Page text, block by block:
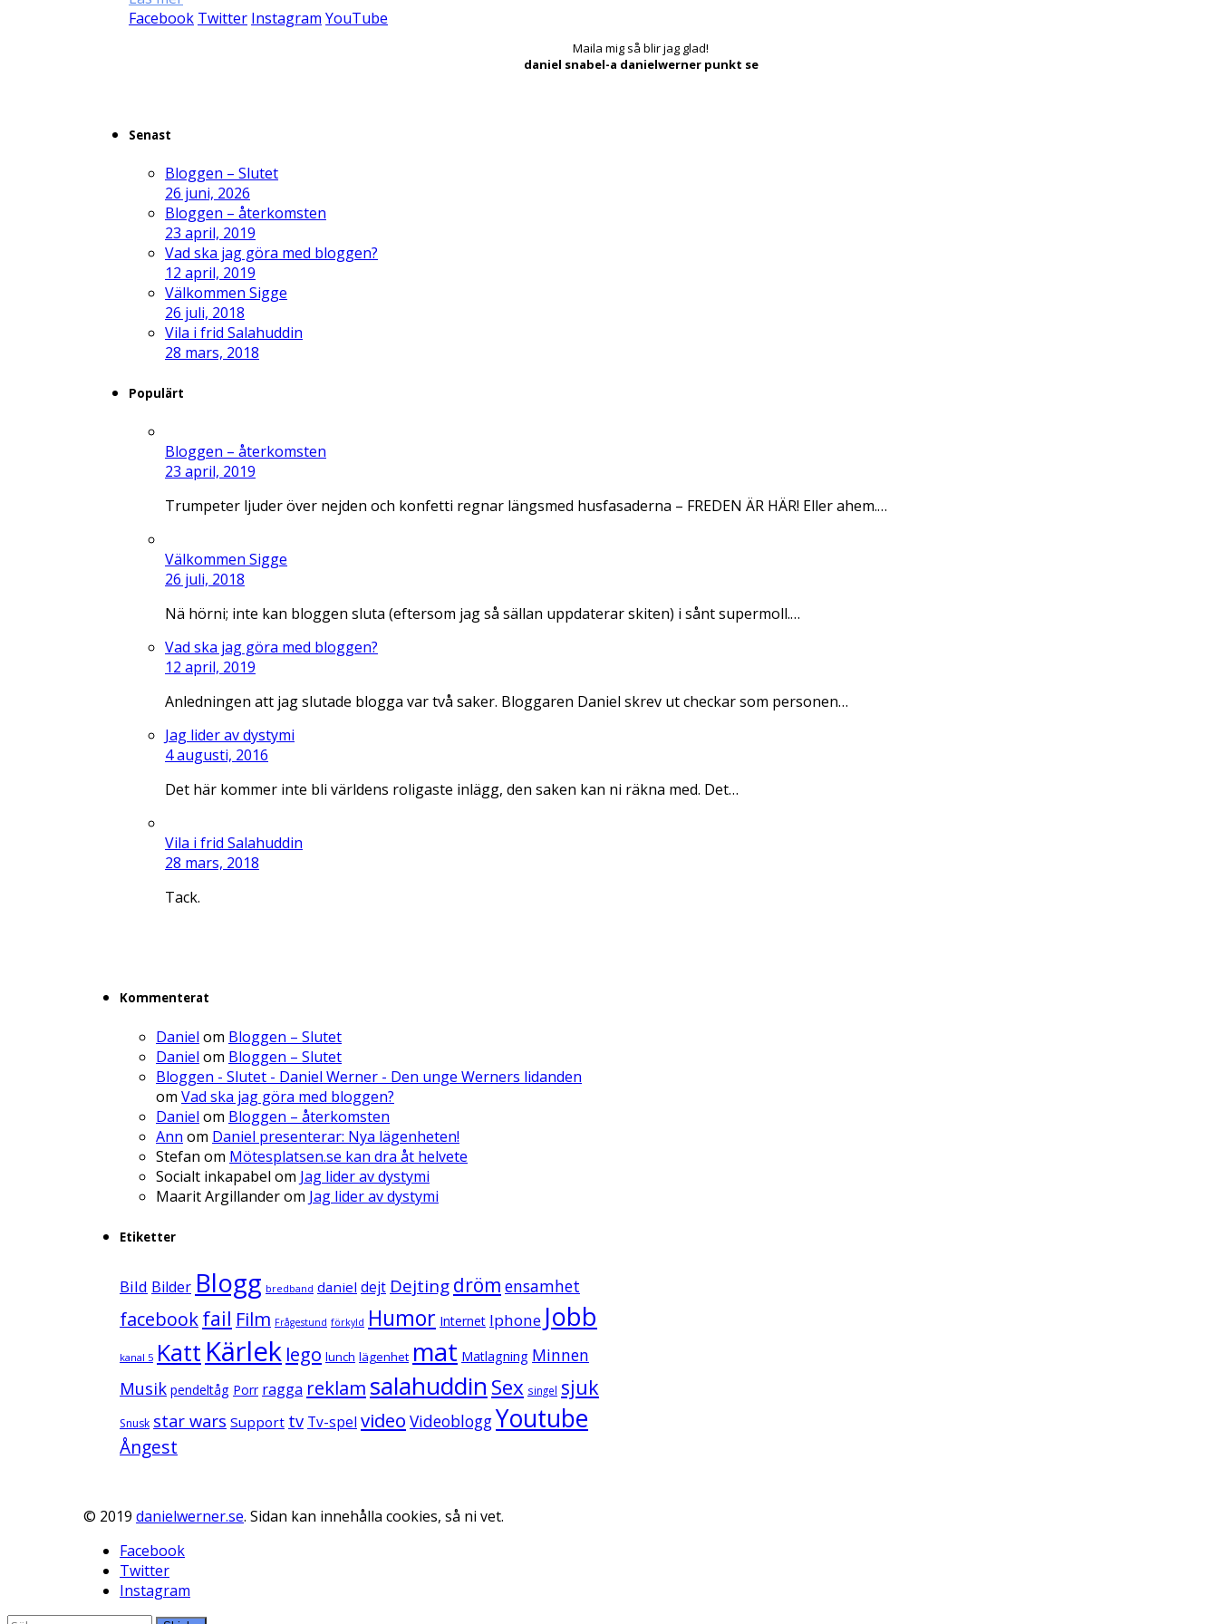
Facebook Twitter Instagram YouTube
Maila mig så blir jag glad!
daniel snabel-a danielwerner punkt se
Senast
Bloggen – Slutet
26 juni, 2026
Bloggen – återkomsten
23 april, 2019
Vad ska jag göra med bloggen?
12 april, 2019
Välkommen Sigge
26 juli, 2018
Vila i frid Salahuddin
28 mars, 2018
Populärt
Bloggen – återkomsten
23 april, 2019
Trumpeter ljuder över nejden och konfetti regnar längsmed husfasaderna – FREDEN ÄR HÄR! Eller ahem.…
Välkommen Sigge
26 juli, 2018
Nä hörni; inte kan bloggen sluta (eftersom jag så sällan uppdaterar skiten) i sånt supermoll.…
Vad ska jag göra med bloggen?
12 april, 2019
Anledningen att jag slutade blogga var två saker. Bloggaren Daniel skrev ut checkar som personen…
Jag lider av dystymi
4 augusti, 2016
Det här kommer inte bli världens roligaste inlägg, den saken kan ni räkna med. Det…
Vila i frid Salahuddin
28 mars, 2018
Tack.
Kommenterat
Daniel om Bloggen – Slutet
Daniel om Bloggen – Slutet
Bloggen - Slutet - Daniel Werner - Den unge Werners lidanden
om Vad ska jag göra med bloggen?
Daniel om Bloggen – återkomsten
Ann om Daniel presenterar: Nya lägenheten!
Stefan om Mötesplatsen.se kan dra åt helvete
Socialt inkapabel om Jag lider av dystymi
Maarit Argillanderom Jag lider av dystymi
Etiketter
Bild Bilder Blogg bredband daniel dejt Dejtingdröm ensamhet
facebookfail Film Frågestund förkyld Humor Internet Iphone Jobb
kanal 5 Katt Kärlek lego lunch lägenhet mat Matlagning Minnen
Musik pendeltåg Porr ragga reklam salahuddin Sex singel sjuk
Snusk star wars Support tv Tv-spel video VideobloggYoutube
Ångest
© 2019 danielwerner.se. Sidan kan innehålla cookies, så ni vet.
Facebook
Twitter
Instagram